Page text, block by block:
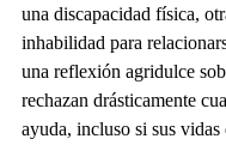
una discapacidad física,
inhabilidad para
una reflexión agridulce
rechazan drásticamente
ayuda, incluso si sus vidas